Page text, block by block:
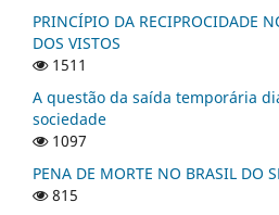
PRINCÍPIO DA RECIPROCIDADE
DOS VISTOS
1511
A questão da saída temporária
sociedade
1097
PENA DE MORTE NO BRASIL DO
815